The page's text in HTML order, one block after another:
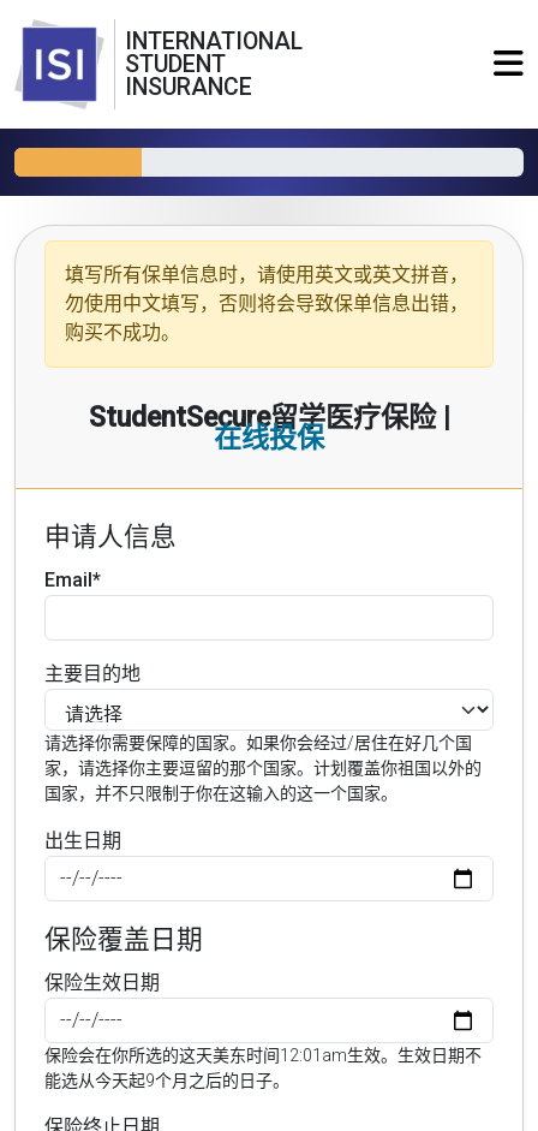
INTERNATIONAL
STUDENT
INSURANCE
填写所有保单信息时，请使用 英文或英文拼音，
勿使用中文填写，否则将会导致保单信息出错，
购买不成功。
StudentSecure留学医疗保险 |
在线投保
申请人信息
Email*
主要目的地
请选择你需要保障的国家。如果你会经过/居住在好几个国
家，请选择你主要逗留的那个国家。计划覆盖你祖国以外的
国家，并不只限制于你在这输入的这一个国家。
出生日期
保险覆盖日期
保险生效日期
保险会在你所选的这天美东时间12:01am生效。生效日期不
能选从今天起9个月之后的日子。